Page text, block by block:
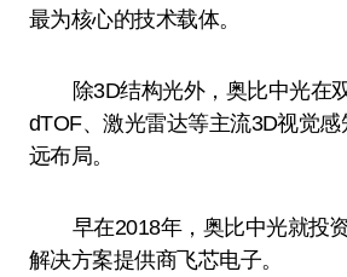
最为核心的技术载体。
除3D结构光外，奥比中光在
dTOF、激光雷达等主流3D视觉
远布局。
早在2018年，奥比中光就投
解决方案提供商飞芯电子。